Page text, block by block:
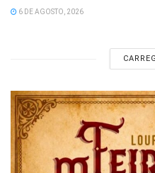
6 DE AGOSTO, 2026